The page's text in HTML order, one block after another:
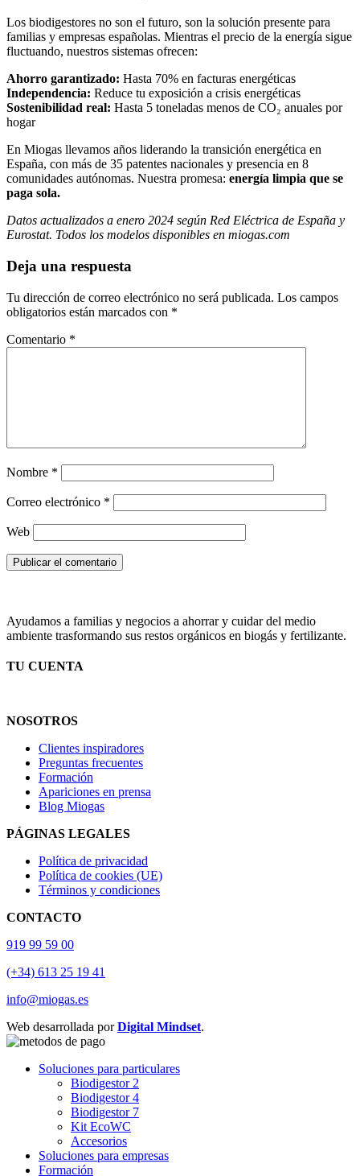
Los biodigestores no son el futuro, son la solución presente para
familias y empresas españolas. Mientras el precio de la energía sigue
fluctuando, nuestros sistemas ofrecen:
Ahorro garantizado: Hasta 70% en facturas energéticas
Independencia: Reduce tu exposición a crisis energéticas
Sostenibilidad real: Hasta 5 toneladas menos de CO₂ anuales por
hogar
En Miogas llevamos años liderando la transición energética en
España, con más de 35 patentes nacionales y presencia en 8
comunidades autónomas. Nuestra promesa: energía limpia que se
paga sola.
Datos actualizados a enero 2024 según Red Eléctrica de España y
Eurostat. Todos los modelos disponibles en miogas.com
Deja una respuesta
Tu dirección de correo electrónico no será publicada. Los campos
obligatorios están marcados con *
Comentario *
Nombre *
Correo electrónico *
Web
Ayudamos a familias y negocios a ahorrar y cuidar del medio
ambiente trasformando sus restos orgánicos en biogás y fertilizante.
TU CUENTA
NOSOTROS
Clientes inspiradores
Preguntas frecuentes
Formación
Apariciones en prensa
Blog Miogas
PÁGINAS LEGALES
Política de privacidad
Política de cookies (UE)
Términos y condiciones
CONTACTO
919 99 59 00
(+34) 613 25 19 41
info@miogas.es
Web desarrollada porDigital Mindset.
Soluciones para particulares
Biodigestor 2
Biodigestor 4
Biodigestor 7
Kit EcoWC
Accesorios
Soluciones para empresas
Formación